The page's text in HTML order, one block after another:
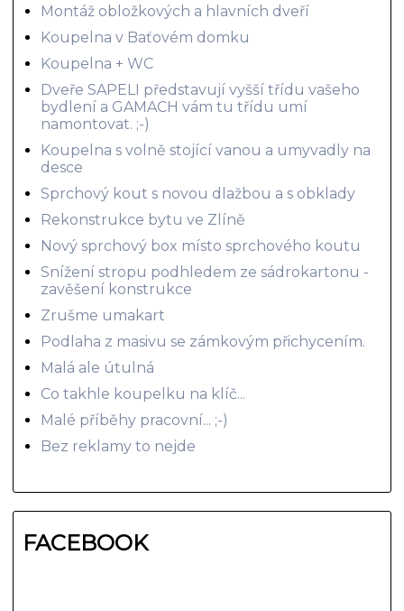
Montáž obložkových a hlavních dveří
Koupelna v Baťovém domku
Koupelna + WC
Dveře SAPELI představují vyšší třídu vašeho
bydlení a GAMACH vám tu třídu umí
namontovat. ;-)
Koupelna s volně stojící vanou a umyvadly na
desce
Sprchový kout s novou dlažbou a s obklady
Rekonstrukce bytu ve Zlíně
Nový sprchový box místo sprchového koutu
Snížení stropu podhledem ze sádrokartonu -
zavěšení konstrukce
Zrušme umakart
Podlaha z masivu se zámkovým přichycením.
Malá ale útulná
Co takhle koupelku na klíč...
Malé příběhy pracovní... ;-)
Bez reklamy to nejde
FACEBOOK